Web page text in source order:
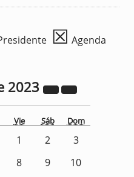
☒ Agenda
2023
Vie Sáb Dom
1 2
3
8 9
10